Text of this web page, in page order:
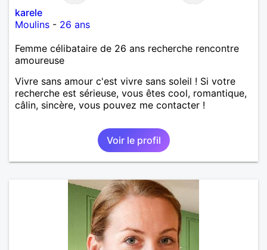
karele
Moulins - 26 ans
Femme célibataire de 26 ans recherche rencontre
amoureuse
Vivre sans amour c'est vivre sans soleil ! Si votre
recherche est sérieuse, vous êtes cool, romantique,
câlin, sincère, vous pouvez me contacter !
Voir le profil